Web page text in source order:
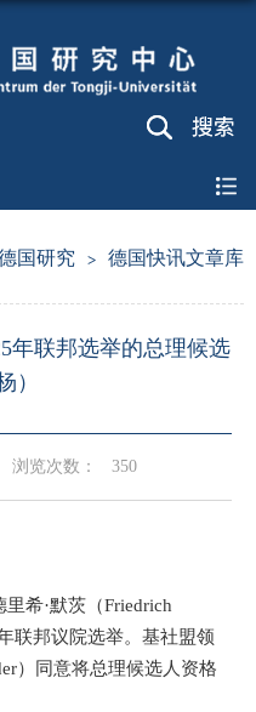
国研究 德国快讯文章库
年联邦选举的总理候选
）
浏览次数： 350
希·默茨（Friedrich
联邦议院选举。基社盟领
）同意将总理候选人资格